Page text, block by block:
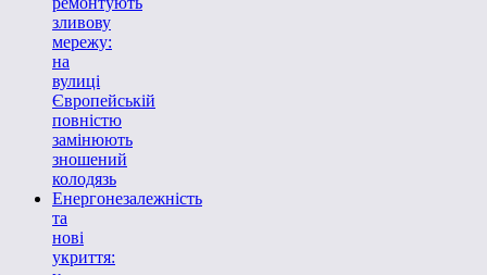
зливову
мережу:
на
вулиці
Європейській
повністю
замінюють
зношений
колодязь
Енергонезалежність
та
нові
укриття: